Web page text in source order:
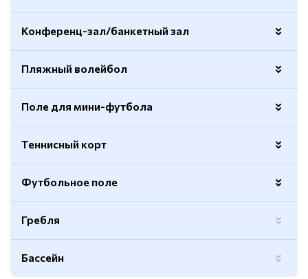
Конференц-зал/банкетный зал
Количество
3
Пляжный волейбол
Покрытие
Кварцевый песок
Поле для мини-футбола
Покрытие
Натуральный газон
Теннисный корт
Покрытие - хард
Есть
Освещение
Футбольное поле
Натуральный газон
Гребля
Бассейн